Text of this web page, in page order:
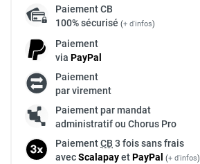
PaiementCB
100% sécurisé (+ d'infos)
Paiement
via PayPal
Paiement
par virement
Paiement par mandat
administratif ou Chorus Pro
PaiementCB 3 fois sans frais
avecScalapayetPayPal (+ d'infos)